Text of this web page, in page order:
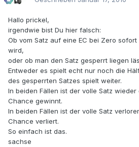
Hallo prickel,
irgendwie bist Du hier falsch:
Ob vom Satz auf eine EC bei Zero
wird,
oder ob man den Satz gesperrt liegen
Entweder es spielt echt nur noch die
des gesperrten Satzes spielt weiter.
In beiden Fällen ist der volle Satz
Chance gewinnt.
In beiden Fällen ist der volle Satz
Chance verliert.
So einfach ist das.
sachse